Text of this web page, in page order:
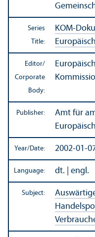
Series
Title:
KOM-
Editor/
Corporate
Body:
Publisher:
Amt für
Year/Date: 2002-01-
Language: dt. | engl.
Subject: